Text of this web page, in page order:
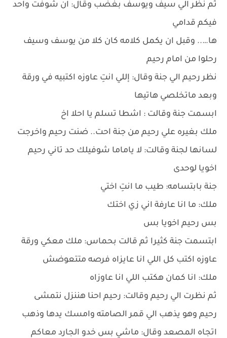
ثم نظر الي سيف ويوسف بغضب وقال: ان شوفت واحد
فيكم قدامي
ها….. وقبل ان يكمل كلامه كان كلا من يوسف وسيف
رحلوا من امام رحيم
نظر رحيم الي جنة وقال: إللي انتِ عاوزه اكتبيه في ورقة
وبعد ماتخلصي هاتيها
ابسمت جنة وقالت : اشطا تسلم يا احلا اخ
ملك بغيره علي رحيم من جنة احت.. ضنت رحيم واخرجت
لسانها لجنة وقالت: لا ياماما شوفيلك حد تاني رحيم
اخويا لوحدى
جنة بابتسامه: طيب ما انتِ اختي
ملك: ما انا عارفة اني زي اختك
بس رحيم اخويا بس
ابتسمت جنة كثيرا ثم قالت بحماس: ملك معكي ورقة
عاوزه اكتب كل اللي انا عايزاه فرصه متتعوضش
ملك: انا كمان هكتب اللي انا عاوزاه
ثم نظرت الي رحيم وقالت: رحيم احنا هننزل نتمشى
رحيم وهو يذهب الي قمر الصامته وامسك يدها وذهب
اتجاه المصعد وقال: ماشي بس خدو الجارد معاكم